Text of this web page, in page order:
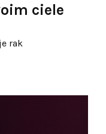
ciele
rak